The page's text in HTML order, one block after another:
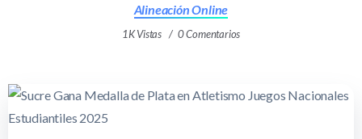
Alineación Online
1K Vistas 0 Comentarios